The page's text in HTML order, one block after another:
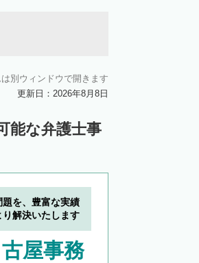
別ウィンドウで開きます
更新日：2026年8月8日
能な弁護士事
題を、豊富な実績
解決いたします
屋事務